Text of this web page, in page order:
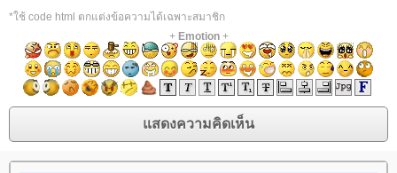
*ใช้ code html ตกแต่งข้อความได้เฉพาะสมาชิก
+ Emotion+